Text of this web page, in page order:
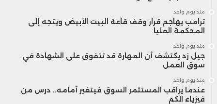
منذ يوم واحد
ترامب يهاجم قرار وقف قاعة البيت الأبيض ويتجه إلى
المحكمة العليا
منذ يوم واحد
جيل زد يكتشف أن المهارة قد تتفوق على الشهادة في
سوق العمل
منذ يوم واحد
عندما يراقب المستثمر السوق فيتغير أمامه.. درس من
فيزياء الكم